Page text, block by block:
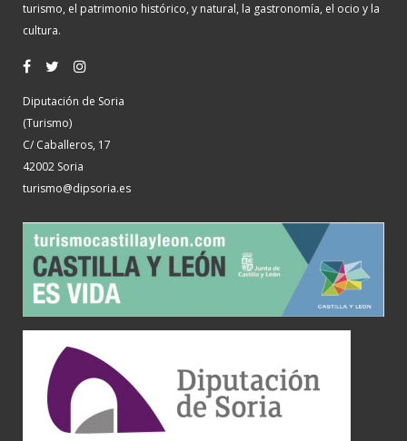
turismo, el patrimonio histórico, y natural, la gastronomía, el ocio y la
cultura.
Diputación de Soria
(Turismo)
C/ Caballeros, 17
42002 Soria
turismo@dipsoria.es